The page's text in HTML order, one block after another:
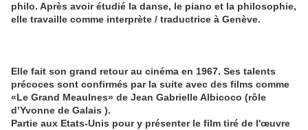
philo. Après avoir étudié la danse, le piano et la philosophie,
elle travaille comme interprète / traductrice à Genève.
Elle fait son grand retour au cinéma en 1967. Ses talents
précoces sont confirmés par la suite avec des films comme
«Le Grand Meaulnes» de Jean Gabrielle Albicoco (rôle
d’Yvonne de Galais ).
Partie aux Etats-Unis pour y présenter le film tiré de l'œuvre